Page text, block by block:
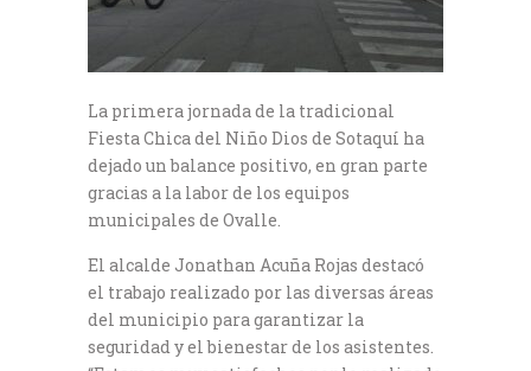
La primera jornada de la tradicional
Fiesta Chica del Niño Dios de Sotaquí ha
dejado un balance positivo, en gran parte
gracias a la labor de los equipos
municipales de Ovalle.
El alcalde Jonathan Acuña Rojas destacó
el trabajo realizado por las diversas áreas
del municipio para garantizar la
seguridad y el bienestar de los asistentes.